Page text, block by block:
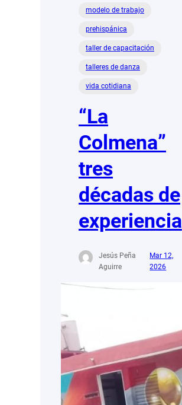
modelo de trabajo
prehispánica
taller de capacitación
talleres de danza
vida cotidiana
“La
Colmena”
tres
décadas de
experiencia
Jesús Peña
Aguirre
Mar 12,
2026